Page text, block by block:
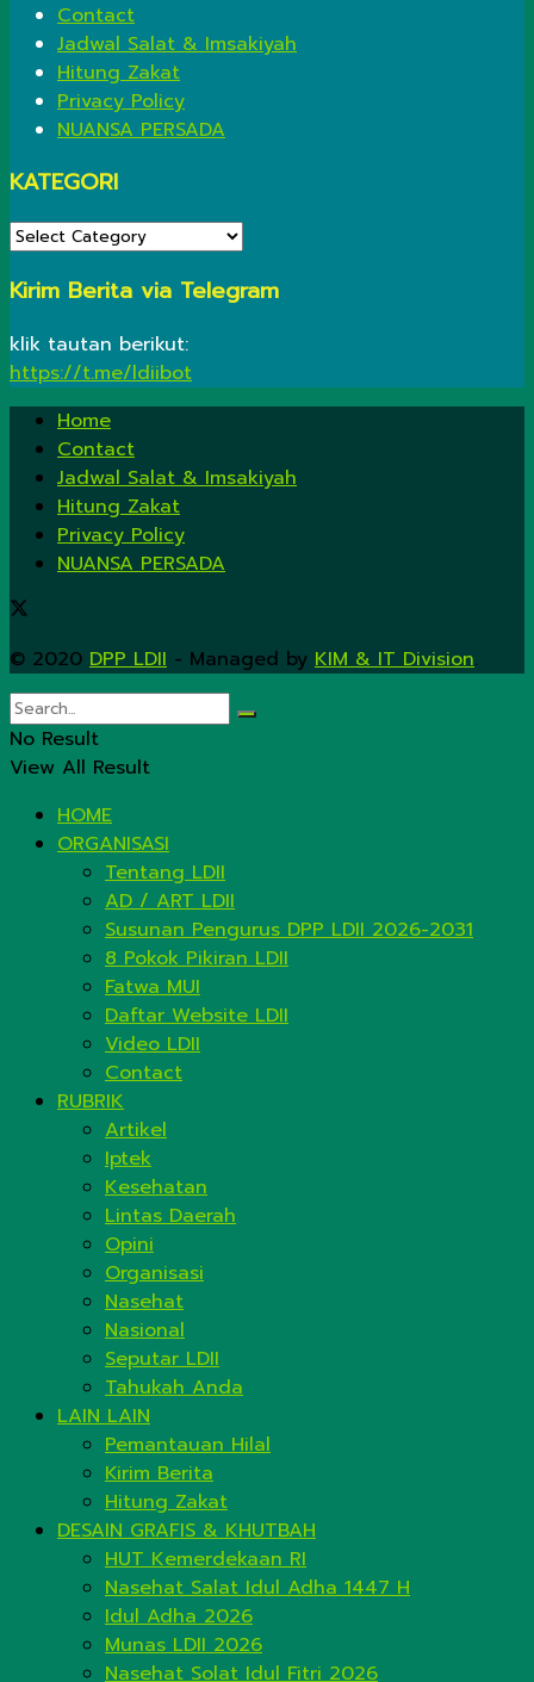
Contact
Jadwal Salat & Imsakiyah
Hitung Zakat
Privacy Policy
NUANSA PERSADA
KATEGORI
KATEGORI
Kirim Berita via Telegram
klik tautan berikut:
https://t.me/ldiibot
Home
Contact
Jadwal Salat & Imsakiyah
Hitung Zakat
Privacy Policy
NUANSA PERSADA
© 2020 DPP LDII - Managed by KIM & IT Division.
No Result
View All Result
HOME
ORGANISASI
Tentang LDII
AD / ART LDII
Susunan Pengurus DPP LDII 2026-2031
8 Pokok Pikiran LDII
Fatwa MUI
Daftar Website LDII
Video LDII
Contact
RUBRIK
Artikel
Iptek
Kesehatan
Lintas Daerah
Opini
Organisasi
Nasehat
Nasional
Seputar LDII
Tahukah Anda
LAIN LAIN
Pemantauan Hilal
Kirim Berita
Hitung Zakat
DESAIN GRAFIS & KHUTBAH
HUT Kemerdekaan RI
Nasehat Salat Idul Adha 1447 H
Idul Adha 2026
Munas LDII 2026
Nasehat Solat Idul Fitri 2026